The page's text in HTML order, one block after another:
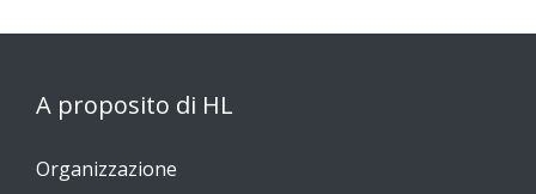
A proposito di HL
Organizzazione